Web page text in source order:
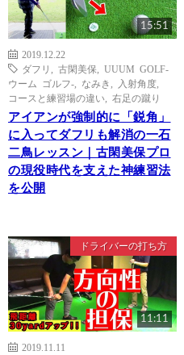
15:51
2019.12.22
ダフリ
古閑美保
UUUM GOLF-
ウーム ゴルフ-
なみき 入射角度
コースと練習場の違い
右足の蹴り
アイアンが強制的に「鋭角」
に入ってダフリも解消の一石
二鳥レッスン｜古閑美保プロ
の現役時代を支えた神練習法
を公開
ドライバーの打ち方
11:11
2019.11.11